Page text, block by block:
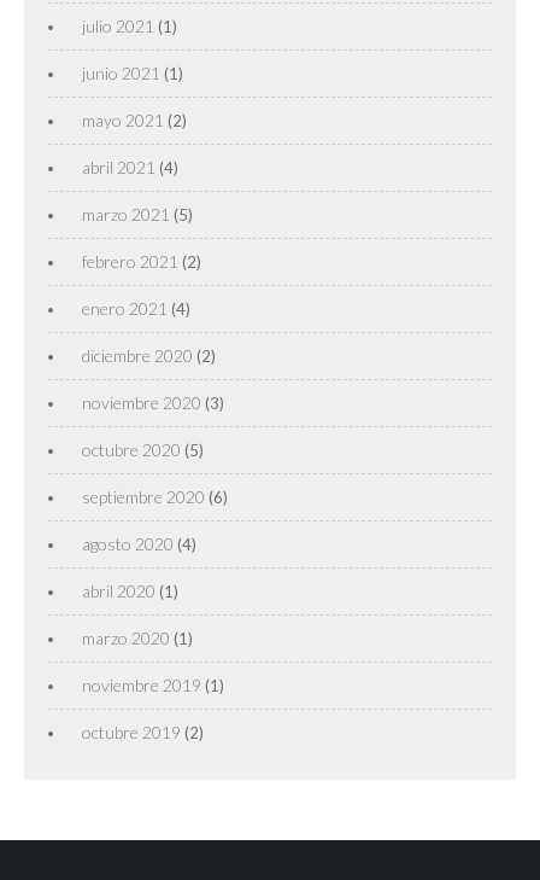
julio 2021 (1)
junio 2021 (1)
mayo 2021 (2)
abril 2021 (4)
marzo 2021 (5)
febrero 2021 (2)
enero 2021 (4)
diciembre 2020 (2)
noviembre 2020 (3)
octubre 2020 (5)
septiembre 2020 (6)
agosto 2020 (4)
abril 2020 (1)
marzo 2020 (1)
noviembre 2019 (1)
octubre 2019 (2)